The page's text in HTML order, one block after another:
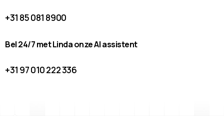
+31 85 081 8900
Bel 24/7 met Linda onze AI assistent
+31 97 010 222 336